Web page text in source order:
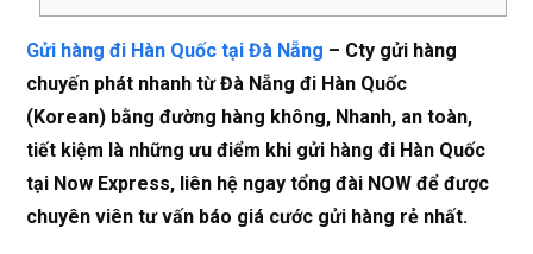
Gửi hàng đi Hàn Quốc tại Đà Nẵng – Cty gửi hàng
chuyến phát nhanh từ Đà Nẵng đi Hàn Quốc
(Korean) bằng đường hàng không, Nhanh, an toàn,
tiết kiệm là những ưu điểm khi gửi hàng đi Hàn Quốc
tại Now Express, liên hệ ngay tổng đài NOW để được
chuyên viên tư vấn báo giá cước gửi hàng rẻ nhất.